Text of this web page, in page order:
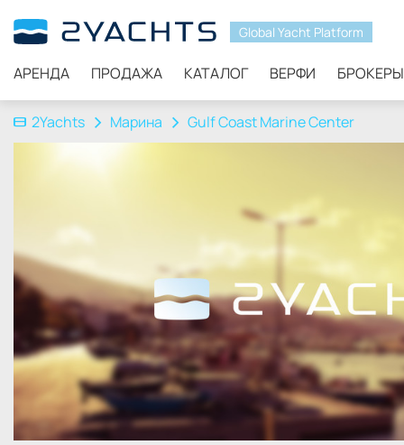
Global Yacht Platform
АРЕНДА ПРОДАЖА КАТАЛОГ ВЕРФИ БРОКЕРЫ
2Yachts Марина Gulf Coast Marine Center